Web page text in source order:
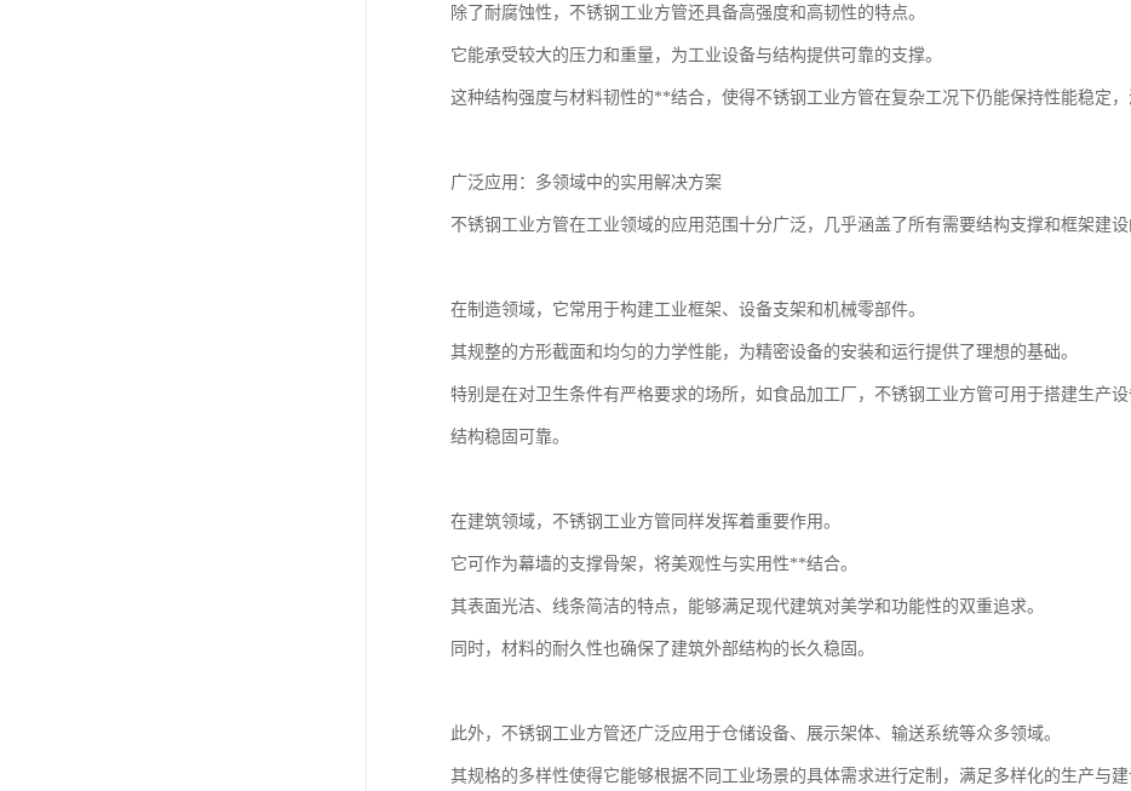
除了耐腐蚀性，不锈钢工业方管还具备高强度和高韧性的特点。
它能承受较大的压力和重量，为工业设备与结构提供可靠的支撑。
这种结构强度与材料韧性的**结合，使得不锈钢工业方管在复杂工况下仍能保持性能稳定，
广泛应用：多领域中的实用解决方案
不锈钢工业方管在工业领域的应用范围十分广泛，几乎涵盖了所有需要结构支撑和框架建设
在制造领域，它常用于构建工业框架、设备支架和机械零部件。
其规整的方形截面和均匀的力学性能，为精密设备的安装和运行提供了理想的基础。
特别是在对卫生条件有严格要求的场所，如食品加工厂，不锈钢工业方管可用于搭建生产
结构稳固可靠。
在建筑领域，不锈钢工业方管同样发挥着重要作用。
它可作为幕墙的支撑骨架，将美观性与实用性**结合。
其表面光洁、线条简洁的特点，能够满足现代建筑对美学和功能性的双重追求。
同时，材料的耐久性也确保了建筑外部结构的长久稳固。
此外，不锈钢工业方管还广泛应用于仓储设备、展示架体、输送系统等众多领域。
其规格的多样性使得它能够根据不同工业场景的具体需求进行定制，满足多样化的生产与建